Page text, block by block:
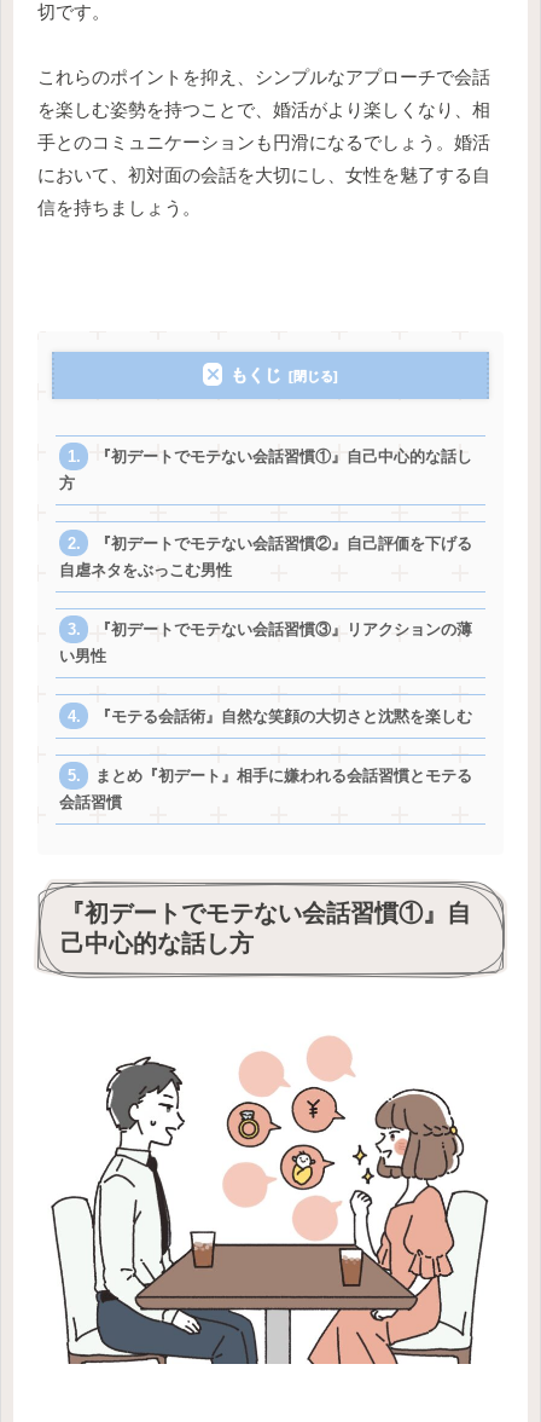
切です。
これらのポイントを抑え、シンプルなアプローチで会話
を楽しむ姿勢を持つことで、婚活がより楽しくなり、相
手とのコミュニケーションも円滑になるでしょう。婚活
において、初対面の会話を大切にし、女性を魅了する自
信を持ちましょう。
もくじ
『初デートでモテない会話習慣①』自己中心的な話し
方
『初デートでモテない会話習慣②』自己評価を下げる
自虐ネタをぶっこむ男性
『初デートでモテない会話習慣③』リアクションの薄
い男性
『モテる会話術』自然な笑顔の大切さと沈黙を楽しむ
まとめ『初デート』相手に嫌われる会話習慣とモテる
会話習慣
『初デートでモテない会話習慣①』自
己中心的な話し方